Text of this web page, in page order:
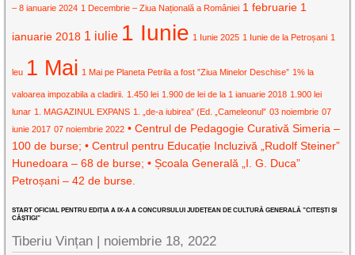
– 8 ianuarie 2024 1 Decembrie – Ziua Națională a României 1 februarie 1
ianuarie 2018 1 iulie 1 Iunie 1 Iunie 2025 1 Iunie de la Petroșani 1
leu 1 Mai 1 Mai pe Planeta Petrila a fost ”Ziua Minelor Deschise” 1% la
valoarea impozabila a cladirii. 1.450 lei 1.900 de lei de la 1 ianuarie 2018 1.900 lei
lunar 1. MAGAZINUL EXPANS 1. „de-a iubirea” (Ed. „Cameleonul” 03 noiembrie 07
iunie 2017 07 noiembrie 2022 • Centrul de Pedagogie Curativă Simeria –
100 de burse; • Centrul pentru Educație Incluzivă „Rudolf Steiner”
Hunedoara – 68 de burse; • Școala Generală „I. G. Duca”
Petroșani – 42 de burse.
START OFICIAL PENTRU EDIȚIA A IX-A A CONCURSULUI JUDEȚEAN DE CULTURĂ GENERALĂ ”CITEȘTI ȘI
CÂȘTIGI”
Tiberiu Vințan | noiembrie 18, 2022